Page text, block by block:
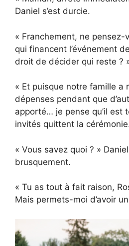
Daniel s’est durcie.
« Franchement, ne pensez-
qui financent l’événement
droit de décider qui reste ?
« Et puisque notre famille a
dépenses pendant que
apporté… je pense qu’il est
invités quittent la
« Vous savez quoi ? »
brusquement.
« Tu as tout à fait raison,
Mais permets-moi d’avoir